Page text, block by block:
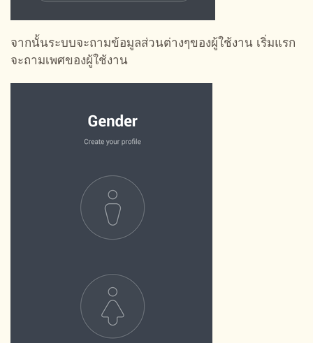
จากนั้นระบบจะถามข้อมูลส่วนต่างๆของผู้ใช้งาน เริ่มแรก
จะถามเพศของผู้ใช้งาน